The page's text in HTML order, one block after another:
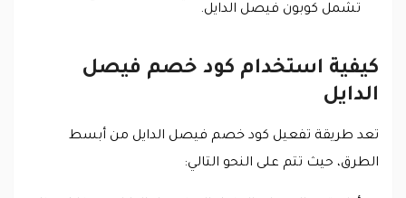
تشمل كوبون فيصل الدايل.
كيفية استخدام كود خصم فيصل
الدايل
تعد طريقة تفعيل كود خصم فيصل الدايل من أبسط
الطرق، حيث تتم على النحو التالي: